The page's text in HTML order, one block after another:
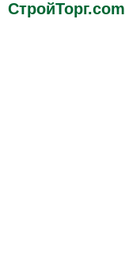
СтройТорг.com